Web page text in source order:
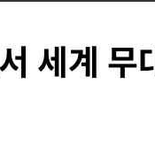
세계 무